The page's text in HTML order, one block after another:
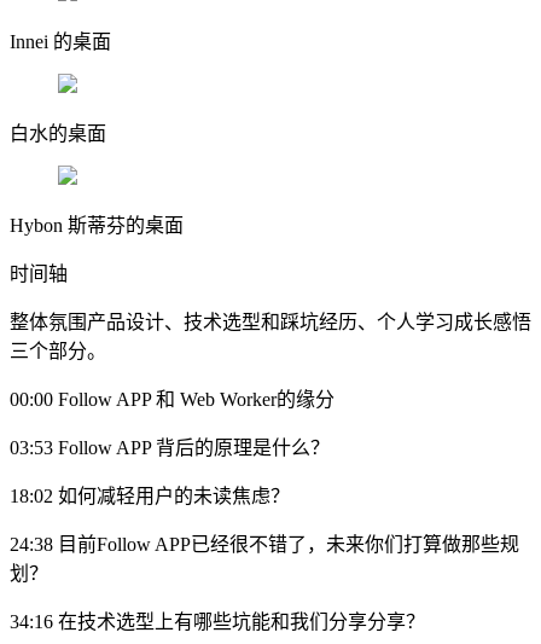
Innei 的桌面
白水的桌面
Hybon 斯蒂芬的桌面
时间轴
整体氛围产品设计、技术选型和踩坑经历、个人学习成长感悟
三个部分。
00:00 Follow APP 和 Web Worker的缘分
03:53 Follow APP 背后的原理是什么？
18:02 如何减轻用户的未读焦虑？
24:38 目前Follow APP已经很不错了，未来你们打算做那些规
划？
34:16 在技术选型上有哪些坑能和我们分享分享？